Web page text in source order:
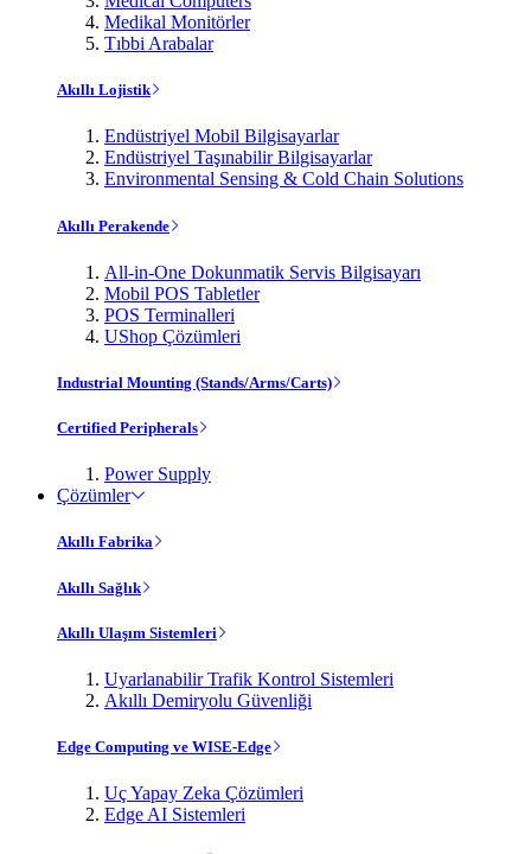
Medikal Monitörler
Tıbbi Arabalar
Akıllı Lojistik
Endüstriyel Mobil Bilgisayarlar
Endüstriyel Taşınabilir Bilgisayarlar
Environmental Sensing & Cold Chain Solutions
Akıllı Perakende
All-in-One Dokunmatik Servis Bilgisayarı
Mobil POS Tabletler
POS Terminalleri
UShop Çözümleri
Industrial Mounting (Stands/Arms/Carts)
Certified Peripherals
Power Supply
Çözümler
Akıllı Fabrika
Akıllı Sağlık
Akıllı Ulaşım Sistemleri
Uyarlanabilir Trafik Kontrol Sistemleri
Akıllı Demiryolu Güvenliği
Edge Computing ve WISE-Edge
Uç Yapay Zeka Çözümleri
Edge AI Sistemleri